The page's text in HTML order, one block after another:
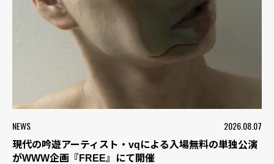
NEWS 2026.08.07
現代の吟遊アーティスト・vqによる入場無料の単独公演
がWWW企画『FREE』にて開催